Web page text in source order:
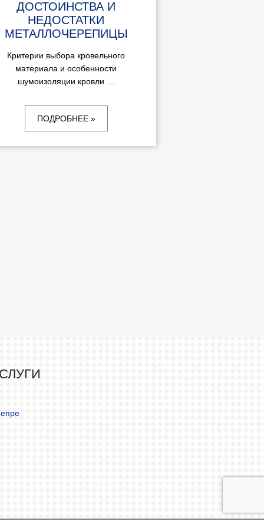
ДОСТОИНСТВА И
НЕДОСТАТКИ
МЕТАЛЛОЧЕРЕПИЦЫ
Критерии выбора кровельного
материала и особенности
шумоизоляции кровли …
ПОДРОБНЕЕ »